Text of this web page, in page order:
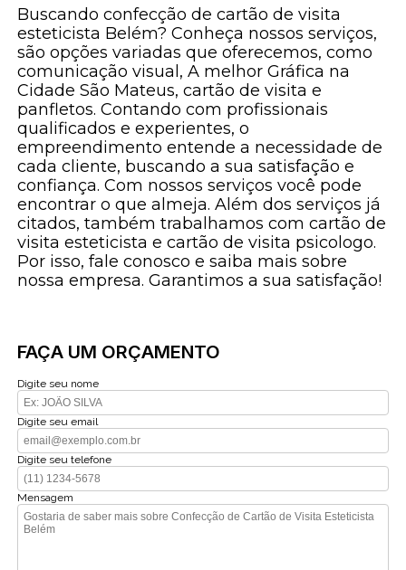
Buscando confecção de cartão de visita
esteticista Belém? Conheça nossos serviços,
são opções variadas que oferecemos, como
comunicação visual, A melhor Gráfica na
Cidade São Mateus, cartão de visita e
panfletos. Contando com profissionais
qualificados e experientes, o
empreendimento entende a necessidade de
cada cliente, buscando a sua satisfação e
confiança. Com nossos serviços você pode
encontrar o que almeja. Além dos serviços já
citados, também trabalhamos com cartão de
visita esteticista e cartão de visita psicologo.
Por isso, fale conosco e saiba mais sobre
nossa empresa. Garantimos a sua satisfação!
FAÇA UM ORÇAMENTO
Digite seu nome
Digite seu email
Digite seu telefone
Mensagem